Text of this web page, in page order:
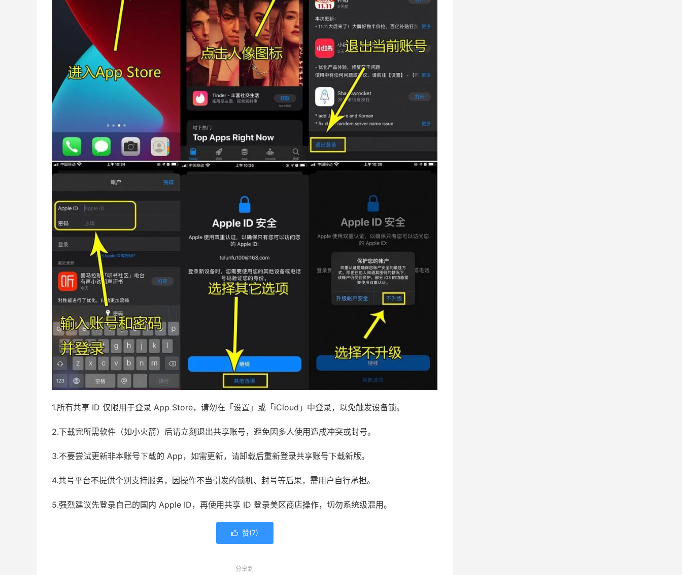
1.所有共享 ID 仅限用于登录 App Store，请勿在「设置」或「iCloud」中登录，以免触发设备锁。
2.下载完所需软件（如小火箭）后请立刻退出共享账号，避免因多人使用造成冲突或封号。
3.不要尝试更新非本账号下载的 App，如需更新，请卸载后重新登录共享账号下载新版。
4.共号平台不提供个别支持服务，因操作不当引发的锁机、封号等后果，需用户自行承担。
5.强烈建议先登录自己的国内 Apple ID，再使用共享 ID 登录美区商店操作，切勿系统级混用。
 赞(7)
分享到